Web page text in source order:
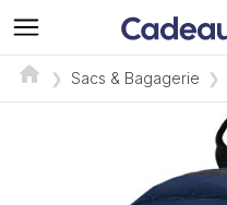
Sacs & Bagagerie